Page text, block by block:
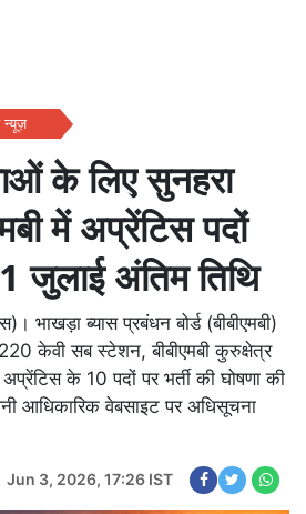
न्यूज़
के लिए सुनहरा
में अप्रेंटिस पदों
जुलाई अंतिम तिथि
ब्यास प्रबंधन बोर्ड (बीबीएमबी)
केवी सब स्टेशन, बीबीएमबी कुरुक्षेत्र
के 10 पदों पर भर्ती की घोषणा की
आधिकारिक वेबसाइट पर अधिसूचना
Jun 3, 2026, 17:26 IST